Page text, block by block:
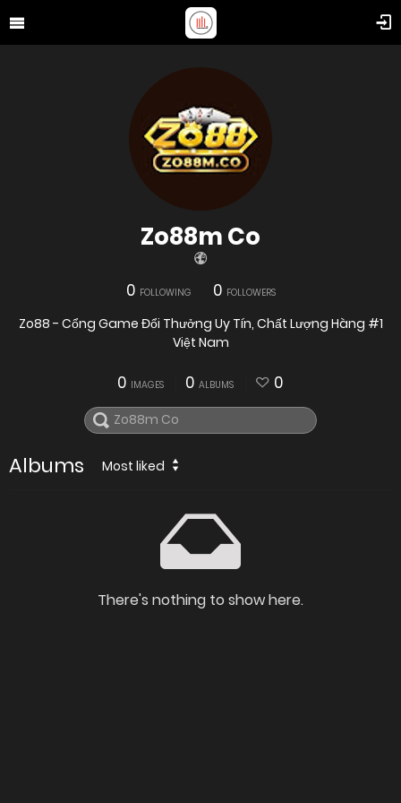
Zo88m Co
0 FOLLOWING 0 FOLLOWERS
Zo88 - Cổng Game Đổi Thưởng Uy Tín, Chất Lượng Hàng #1
Việt Nam
0 IMAGES 0 ALBUMS 0
Albums Most liked
There's nothing to show here.